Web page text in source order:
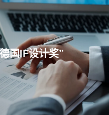
国IF设计奖”